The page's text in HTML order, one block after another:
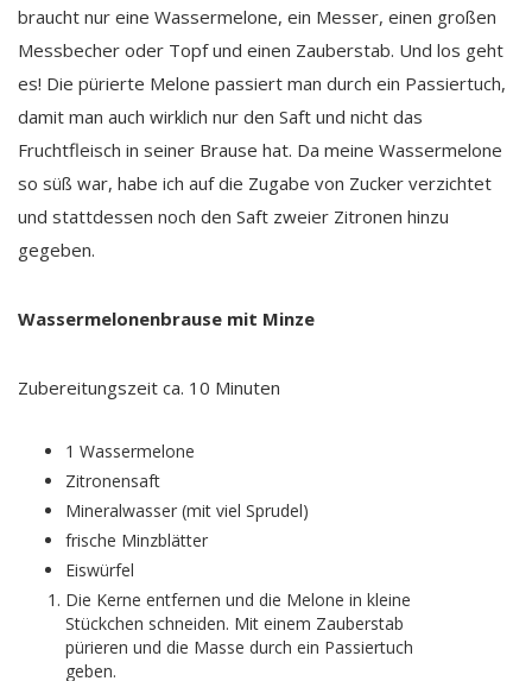
braucht nur eine Wassermelone, ein Messer, einen großen
Messbecher oder Topf und einen Zauberstab. Und los geht
es! Die pürierte Melone passiert man durch ein Passiertuch,
damit man auch wirklich nur den Saft und nicht das
Fruchtfleisch in seiner Brause hat. Da meine Wassermelone
so süß war, habe ich auf die Zugabe von Zucker verzichtet
und stattdessen noch den Saft zweier Zitronen hinzu
gegeben.
Wassermelonenbrause mit Minze
Zubereitungszeit ca. 10 Minuten
1 Wassermelone
Zitronensaft
Mineralwasser (mit viel Sprudel)
frische Minzblätter
Eiswürfel
Die Kerne entfernen und die Melone in kleine
Stückchen schneiden. Mit einem Zauberstab
pürieren und die Masse durch ein Passiertuch
geben.